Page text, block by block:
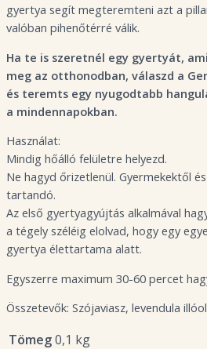
gyertya segít megteremteni azt a
valóban pihenőtérré válik.
Ha te is szeretnél egy gyertyát,
meg az otthonodban, válaszd a
és teremts egy nyugodtabb
a mindennapokban.
Használat:
Mindig hőálló felületre helyezd.
Ne hagyd őrizetlenül. Gyermekektől
tartandó.
Az első gyertyagyújtás alkalmával
a tégely széléig elolvad, hogy egy
gyertya élettartama alatt.
Egyszerre maximum 30-60 percet
Összetevők: Szójaviasz, levendula
Tömeg0,1 kg